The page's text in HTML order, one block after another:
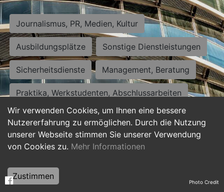
Wir verwenden Cookies, um Ihnen eine bessere
Nutzererfahrung zu ermöglichen. Durch die Nutzung
unserer Webseite stimmen Sie unserer Verwendung
von Cookies zu. Mehr Informationen
Zustimmen
Journalismus, PR, Medien, Kultur
Ausbildungsplätze Sonstige Dienstleistungen
Sicherheitsdienste Management, Beratung
Praktika, Werkstudenten, Abschlussarbeiten
Personalwesen Assistenz, Sekretariat
Hilfskräfte, Aushilfs- und Nebenjobs
Weiterbildung, Studium, duale Ausbildung Photo Credit